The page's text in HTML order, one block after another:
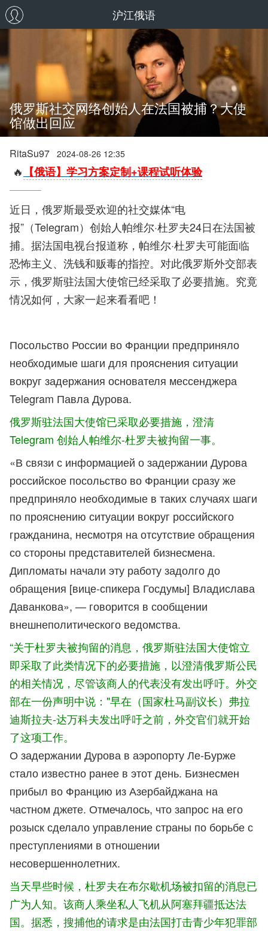
沪江俄语
俄罗斯社交网络创始人在法国被捕？大使
馆做出回应
RitaSu97 2024-08-26 12:35
🔥 【俄语】学习方案定制+课程试听体验
近日，俄罗斯最受欢迎的社交媒体“电
报”（Telegram）创始人帕维尔·杜罗夫24日在法国被
捕。据法国电视台报道称，帕维尔·杜罗夫可能面临
恐怖主义、洗钱和贩毒的指控。对此俄罗斯外交部表
示，俄罗斯驻法国大使馆已经采取了必要措施。究竟
情况如何，大家一起来看看吧！
Посольство России во Франции предприняло
необходимые шаги для прояснения ситуации
вокруг задержания основателя мессенджера
Telegram Павла Дурова.
俄罗斯驻法国大使馆已采取必要措施，澄清
Telegram 创始人帕维尔-杜罗夫被拘留一事。
«В связи с информацией о задержании Дурова
российское посольство во Франции сразу же
предприняло необходимые в таких случаях шаги
по прояснению ситуации вокруг российского
гражданина, несмотря на отсутствие обращения
со стороны представителей бизнесмена.
Дипломаты начали эту работу задолго до
обращения [вице-спикера Госдумы] Владислава
Даванкова», — говорится в сообщении
внешнеполитического ведомства.
“关于杜罗夫被拘留的消息，俄罗斯驻法国大使馆立
即采取了此类情况下的必要措施，以澄清俄罗斯公民
的相关情况，尽管该商人的代表没有发出呼吁。外交
部在一份声明中说："早在（国家杜马副议长）弗拉
迪斯拉夫-达万科夫发出呼吁之前，外交官们就开始
了这项工作。
О задержании Дурова в аэропорту Ле-Бурже
стало известно ранее в этот день. Бизнесмен
прибыл во Францию из Азербайджана на
частном джете. Отмечалось, что запрос на его
розыск сделало управление страны по борьбе с
преступлениями в отношении
несовершеннолетних.
当天早些时候，杜罗夫在布尔歇机场被扣留的消息已
广为人知。该商人乘坐私人飞机从阿塞拜疆抵达法
国。据悉，搜捕他的请求是由法国打击青少年犯罪部